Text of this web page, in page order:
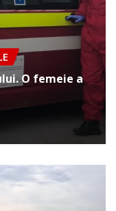
O femeie a